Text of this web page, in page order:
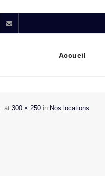
Accueil
at 300 × 250 in Nos locations